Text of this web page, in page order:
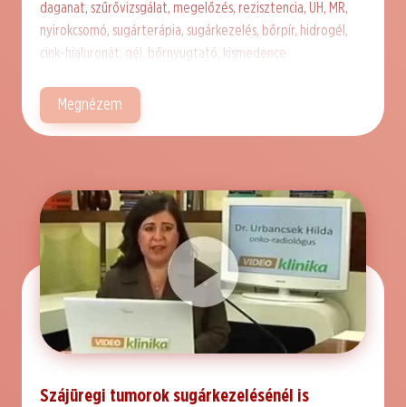
daganat, szűrővizsgálat, megelőzés, rezisztencia, UH, MR,
nyirokcsomó, sugárterápia, sugárkezelés, bőrpír, hidrogél,
cink-hialuronát, gél, bőrnyugtató, kismedence
Megnézem
Szájüregi tumorok sugárkezelésénél is